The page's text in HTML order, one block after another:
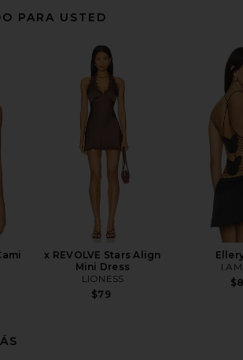
PARA USTED
x REVOLVE Stars Align
Mini Dress
LIONESS
$79